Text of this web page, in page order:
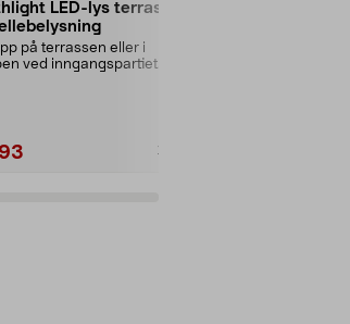
LED-lys terrasse
på terrassen eller i
ved inngangspartiet.
79,90